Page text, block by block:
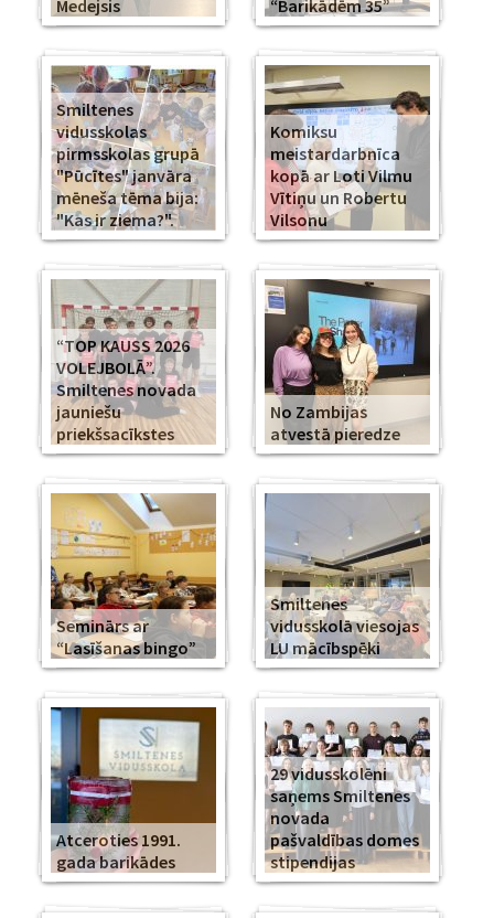
Medejsis
“Barikādēm 35”
Smiltenes
vidusskolas
pirmsskolas grupā
"Pūcītes" janvāra
mēneša tēma bija:
"Kas ir ziema?".
Komiksu
meistardarbnīca
kopā ar Loti Vilmu
Vītiņu un Robertu
Vilsonu
“TOP KAUSS 2026
VOLEJBOLĀ”.
Smiltenes novada
jauniešu
priekšsacīkstes
No Zambijas
atvestā pieredze
Seminārs ar
“Lasīšanas bingo”
Smiltenes
vidusskolā viesojas
LU mācībspēki
Atceroties 1991.
gada barikādes
29 vidusskolēni
saņems Smiltenes
novada
pašvaldības domes
stipendijas